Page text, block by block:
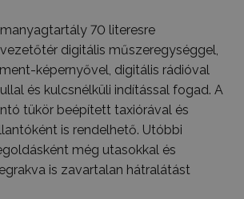
70 literesre
digitális műszeregységgel,
képernyővel, digitális rádióval
és kulcsnélküli indítással fogad. A
tükör beépített taxiórával és
is rendelhető. Utóbbi
még utasokkal és
is zavartalan hátralátást